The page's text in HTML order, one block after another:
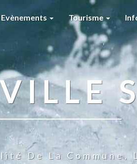
Evènements Tourisme
De La